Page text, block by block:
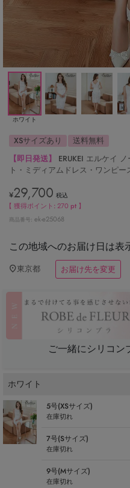
ホワイト
XSサイズあり
送料無料
【即日発送】
ERUKEI エルケイ
ト・ミディアムドレス・ワンピ
¥29,700 税込
【 獲得ポイント:270 pt 】
商品番号 ek-e25068
この地域へのお届け日は表
東京都 お届け先を変更
ご一緒にシリコン
ホワイト
5号(XSサイズ)
在庫切れ
7号(Sサイズ)
在庫切れ
9号(Mサイズ)
在庫切れ